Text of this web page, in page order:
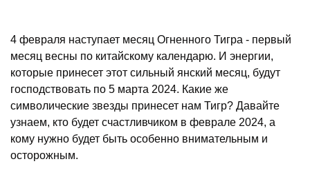
4 февраля наступает месяц Огненного Тигра - первый
месяц весны по китайскому календарю. И энергии,
которые принесет этот сильный янский месяц, будут
господствовать по 5 марта 2024. Какие же
символические звезды принесет нам Тигр? Давайте
узнаем, кто будет счастливчиком в феврале 2024, а
кому нужно будет быть особенно внимательным и
осторожным.